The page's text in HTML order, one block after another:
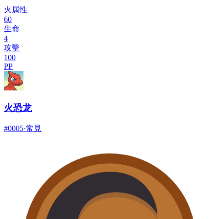
火属性
60
生命
4
攻擊
100
PP
火恐龙
#0005·常見